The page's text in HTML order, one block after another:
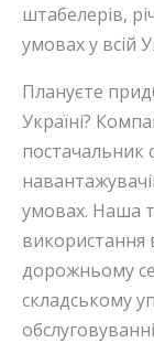
штабелерів,
умовах у всій
Плануєте
Україні?
постачальник
умовах. Наша
використання
дорожньому
складському